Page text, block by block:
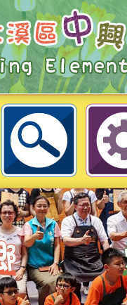
教育署辦理
教師研習」
孔廟